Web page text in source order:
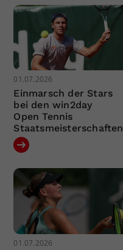
01.07.2026
Einmarsch der Stars
bei den win2day
Open Tennis
Staatsmeisterschaften
01.07.2026